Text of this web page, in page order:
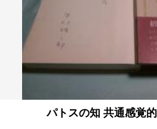
パトスの知 共通感覚